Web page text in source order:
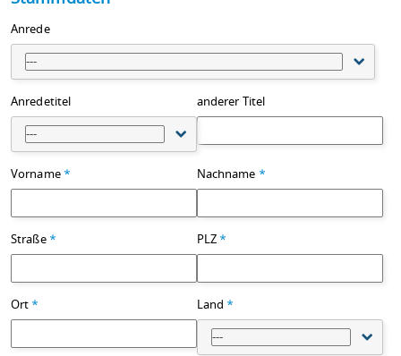
Anrede
---
Anredetitel
---
anderer Titel
Vorname * Nachname *
Straße * PLZ *
Ort * Land *
---